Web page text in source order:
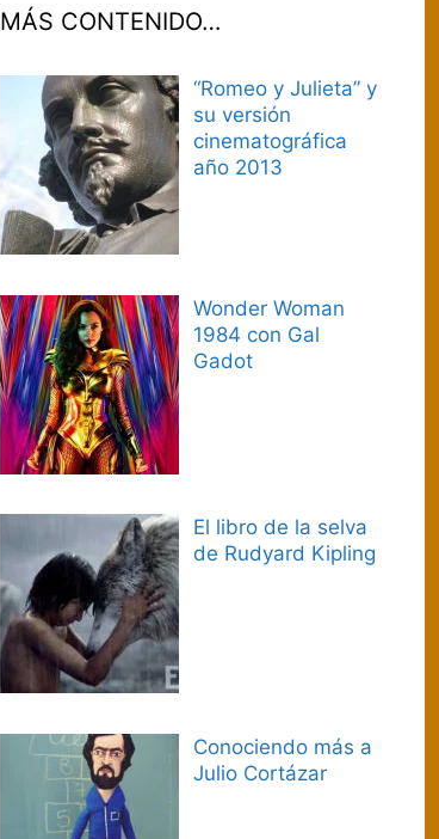
MÁS CONTENIDO…
“Romeo y Julieta” y
su versión
cinematográfica
año 2013
Wonder Woman
1984 con Gal
Gadot
El libro de la selva
de Rudyard Kipling
Conociendo más a
Julio Cortázar